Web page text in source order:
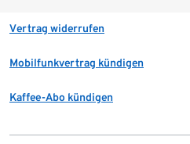
Vertrag widerrufen
Mobilfunkvertrag kündigen
Kaffee-Abo kündigen